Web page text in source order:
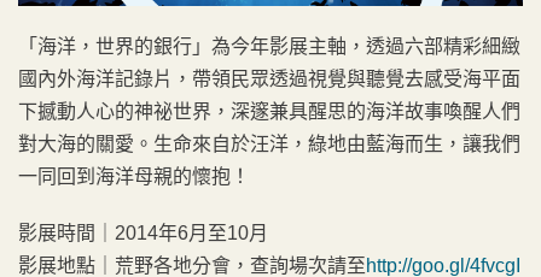
「海洋，世界的銀行」為今年影展主軸，透過六部精彩細緻
國內外海洋記錄片，帶領民眾透過視覺與聽覺去感受海平面
下撼動人心的神祕世界，深邃兼具醒思的海洋故事喚醒人們
對大海的關愛。生命來自於汪洋，綠地由藍海而生，讓我們
一同回到海洋母親的懷抱！
影展時間｜2014年6月至10月
影展地點｜荒野各地分會，查詢場次請至http://goo.gl/4fvcgI